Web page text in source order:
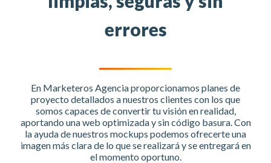
errores
En Marketeros Agencia proporcionamos planes de
proyecto detallados a nuestros clientes con los que
somos capaces de convertir tu visión en realidad,
aportando una web optimizada y sin código basura. Con
la ayuda de nuestros mockups podemos ofrecerte una
imagen más clara de lo que se realizará y se entregará en
el momento oportuno.